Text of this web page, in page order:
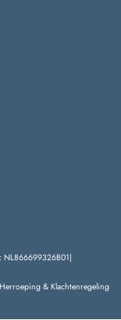
NL866699326B01|
Herroeping & Klachtenregeling